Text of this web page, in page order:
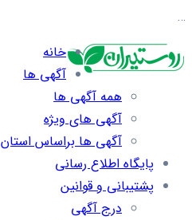
…
خانه
آگهی ها
همه آگهی ها
آگهی های ویژه
آگهی ها براساس استان
پایگاه اطلاع رسانی
پشتیبانی و قوانین
درج آگهی